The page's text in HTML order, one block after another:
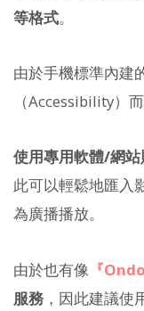
等格式。
由於手機標準內建
（Accessibility）
使用專用軟體/網
此可以輕鬆地匯入
為廣播播放。
由於也有像 『
服務 ，因此建議使